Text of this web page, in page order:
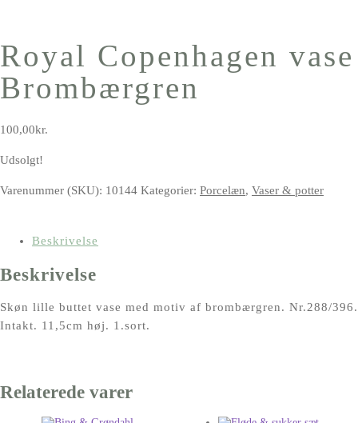
Royal Copenhagen vase
Brombærgren
100,00kr.
Udsolgt!
Varenummer (SKU): 10144 Kategorier: Porcelæn, Vaser & potter
Beskrivelse
Beskrivelse
Skøn lille buttet vase med motiv af brombærgren. Nr.288/396.
Intakt. 11,5cm høj. 1.sort.
Relaterede varer